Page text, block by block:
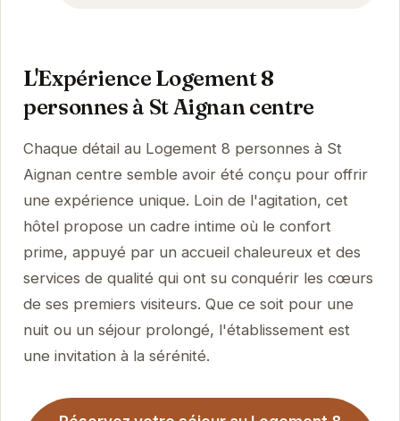
L'Expérience Logement 8
personnes à St Aignan centre
Chaque détail au Logement 8 personnes à St
Aignan centre semble avoir été conçu pour offrir
une expérience unique. Loin de l'agitation, cet
hôtel propose un cadre intime où le confort
prime, appuyé par un accueil chaleureux et des
services de qualité qui ont su conquérir les cœurs
de ses premiers visiteurs. Que ce soit pour une
nuit ou un séjour prolongé, l'établissement est
une invitation à la sérénité.